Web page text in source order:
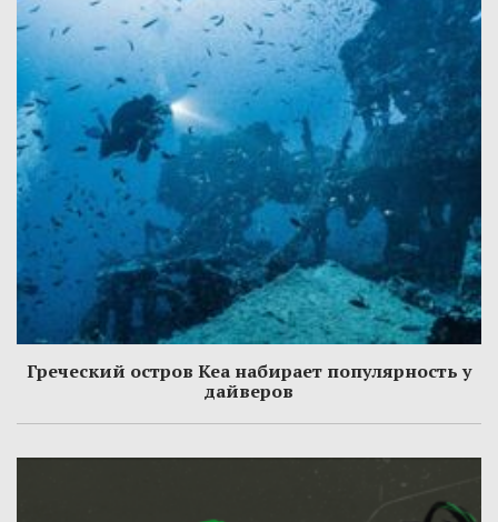
Греческий остров Кеа набирает популярность у
дайверов